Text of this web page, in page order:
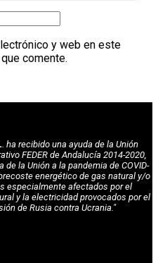
y web en este
comente.
. ha recibido una ayuda de la Unión
FEDER de Andalucía 2014-2020,
la Unión a la pandemia de COVID-
energético de gas natural y/o
especialmente afectados por el
y la electricidad provocados por el
de Rusia contra Ucrania."